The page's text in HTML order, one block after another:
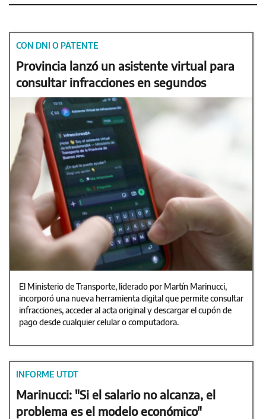
CON DNI O PATENTE
Provincia lanzó un asistente virtual para
consultar infracciones en segundos
El Ministerio de Transporte, liderado por Martín Marinucci,
incorporó una nueva herramienta digital que permite consultar
infracciones, acceder al acta original y descargar el cupón de
pago desde cualquier celular o computadora.
INFORME UTDT
Marinucci: "Si el salario no alcanza, el
problema es el modelo económico"